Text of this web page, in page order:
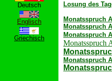
Deutsch
Englisch
Griechisch
Losung des
Monatsspruch
Monatsspruch
Monatsspruch
Monatsspruch
Monatsspruch